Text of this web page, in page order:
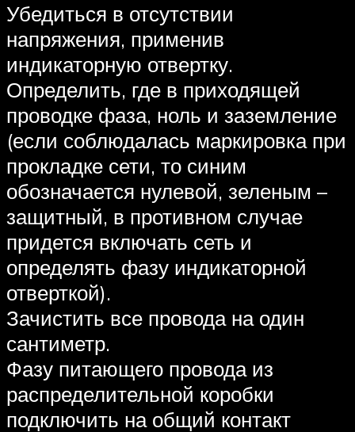
Убедиться в отсутствии
напряжения, применив
индикаторную отвертку.
Определить, где в приходящей
проводке фаза, ноль и заземление
(если соблюдалась маркировка при
прокладке сети, то синим
обозначается нулевой, зеленым –
защитный, в противном случае
придется включать сеть и
определять фазу индикаторной
отверткой).
Зачистить все провода на один
сантиметр.
Фазу питающего провода из
распределительной коробки
подключить на общий контакт